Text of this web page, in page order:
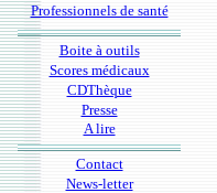
Professionnels de santé
Boite à outils
Scores médicaux
CDThèque
Presse
A lire
Contact
News-letter